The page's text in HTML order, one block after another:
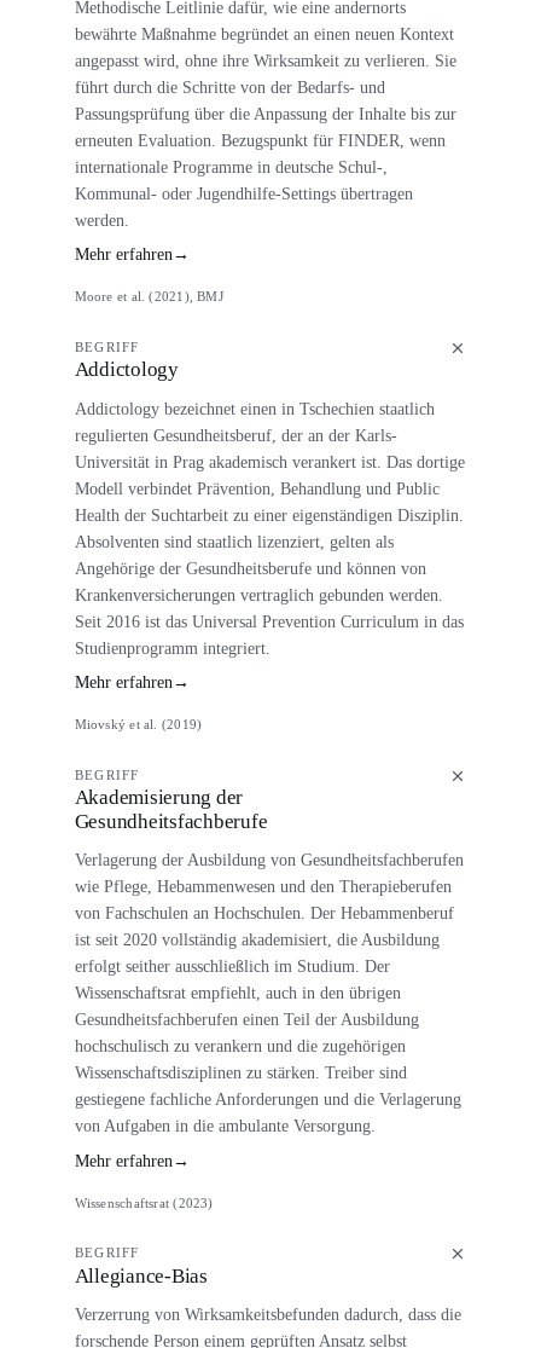
Methodische Leitlinie dafür, wie eine andernorts
bewährte Maßnahme begründet an einen neuen Kontext
angepasst wird, ohne ihre Wirksamkeit zu verlieren. Sie
führt durch die Schritte von der Bedarfs- und
Passungsprüfung über die Anpassung der Inhalte bis zur
erneuten Evaluation. Bezugspunkt für FINDER, wenn
internationale Programme in deutsche Schul-,
Kommunal- oder Jugendhilfe-Settings übertragen
werden.
Mehr erfahren→
Moore et al. (2021), BMJ
BEGRIFF
Addictology
Addictology bezeichnet einen in Tschechien staatlich
regulierten Gesundheitsberuf, der an der Karls-
Universität in Prag akademisch verankert ist. Das dortige
Modell verbindet Prävention, Behandlung und Public
Health der Suchtarbeit zu einer eigenständigen Disziplin.
Absolventen sind staatlich lizenziert, gelten als
Angehörige der Gesundheitsberufe und können von
Krankenversicherungen vertraglich gebunden werden.
Seit 2016 ist das Universal Prevention Curriculum in das
Studienprogramm integriert.
Mehr erfahren →
Miovský et al. (2019)
BEGRIFF
Akademisierung der
Gesundheitsfachberufe
Verlagerung der Ausbildung von Gesundheitsfachberufen
wie Pflege, Hebammenwesen und den Therapieberufen
von Fachschulen an Hochschulen. Der Hebammenberuf
ist seit 2020 vollständig akademisiert, die Ausbildung
erfolgt seither ausschließlich im Studium. Der
Wissenschaftsrat empfiehlt, auch in den übrigen
Gesundheitsfachberufen einen Teil der Ausbildung
hochschulisch zu verankern und die zugehörigen
Wissenschaftsdisziplinen zu stärken. Treiber sind
gestiegene fachliche Anforderungen und die Verlagerung
von Aufgaben in die ambulante Versorgung.
Mehr erfahren →
Wissenschaftsrat (2023)
BEGRIFF
Allegiance-Bias
Verzerrung von Wirksamkeitsbefunden dadurch, dass die
forschende Person einem geprüften Ansatz selbst